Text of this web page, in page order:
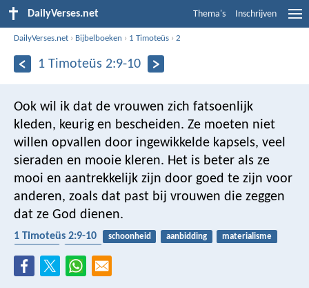
DailyVerses.net Thema's Inschrijven
DailyVerses.net › Bijbelboeken › 1 Timoteüs ›2
1 Timoteüs 2:9-10
Ook wil ik dat de vrouwen zich fatsoenlijk
kleden, keurig en bescheiden. Ze moeten niet
willen opvallen door ingewikkelde kapsels, veel
sieraden en mooie kleren. Het is beter als ze
mooi en aantrekkelijk zijn door goed te zijn voor
anderen, zoals dat past bij vrouwen die zeggen
dat ze God dienen.
1 Timoteüs 2:9-10 schoonheid aanbidding
materialisme